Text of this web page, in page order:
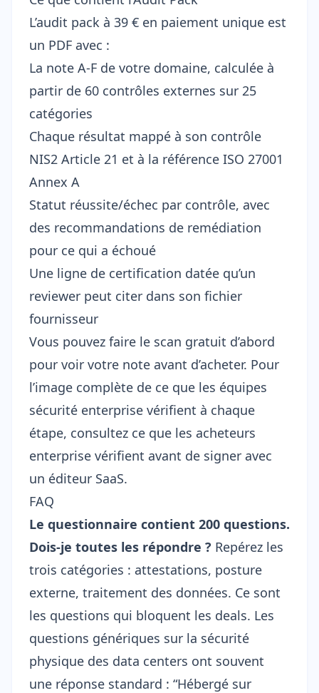
L’audit pack à 39 € en paiement unique est
un PDF avec :
La note A-F de votre domaine, calculée à
partir de 60 contrôles externes sur 25
catégories
Chaque résultat mappé à son contrôle
NIS2 Article 21 et à la référence ISO 27001
Annex A
Statut réussite/échec par contrôle, avec
des recommandations de remédiation
pour ce qui a échoué
Une ligne de certification datée qu’un
reviewer peut citer dans son fichier
fournisseur
Vous pouvez faire le scan gratuit d’abord
pour voir votre note avant d’acheter. Pour
l’image complète de ce que les équipes
sécurité enterprise vérifient à chaque
étape, consultez ce que les acheteurs
enterprise vérifient avant de signer avec
un éditeur SaaS.
FAQ
Le questionnaire contient 200 questions.
Dois-je toutes les répondre ? Repérez les
trois catégories : attestations, posture
externe, traitement des données. Ce sont
les questions qui bloquent les deals. Les
questions génériques sur la sécurité
physique des data centers ont souvent
une réponse standard : “Hébergé sur